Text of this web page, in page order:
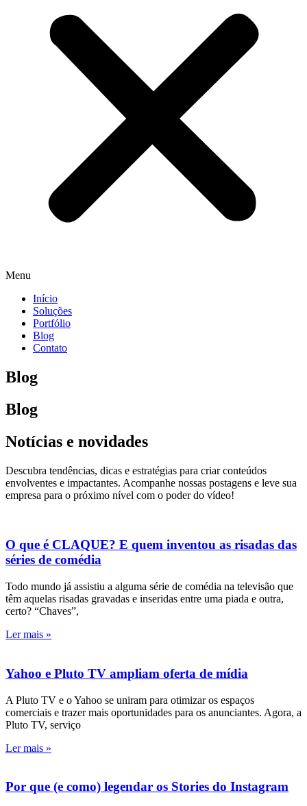
Menu
Início
Soluções
Portfólio
Blog
Contato
Blog
Blog
Notícias e novidades
Descubra tendências, dicas e estratégias para criar conteúdos
envolventes e impactantes. Acompanhe nossas postagens e leve sua
empresa para o próximo nível com o poder do vídeo!
O que é CLAQUE? E quem inventou as risadas das
séries de comédia
Todo mundo já assistiu a alguma série de comédia na televisão que
têm aquelas risadas gravadas e inseridas entre uma piada e outra,
certo? “Chaves”,
Ler mais »
Yahoo e Pluto TV ampliam oferta de mídia
A Pluto TV e o Yahoo se uniram para otimizar os espaços
comerciais e trazer mais oportunidades para os anunciantes. Agora, a
Pluto TV, serviço
Ler mais »
Por que (e como) legendar os Stories do Instagram